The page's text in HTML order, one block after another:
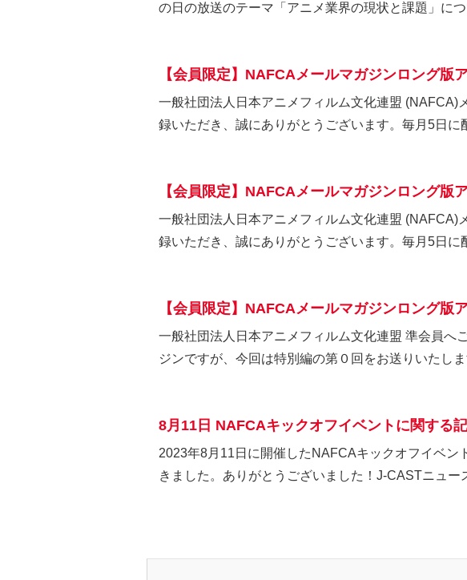
の日の放送のテーマ「アニメ業界の現状と課題」に
【会員限定】NAFCAメールマガジンロング版
一般社団法人日本アニメフィルム文化連盟 (NAFCA)
録いただき、誠にありがとうございます。毎月5日
【会員限定】NAFCAメールマガジンロング版
一般社団法人日本アニメフィルム文化連盟 (NAFCA)
録いただき、誠にありがとうございます。毎月5日
【会員限定】NAFCAメールマガジンロング版
一般社団法人日本アニメフィルム文化連盟 準会員へ
ジンですが、今回は特別編の第０回をお送りいたし
8月11日 NAFCAキックオフイベントに関する
2023年8月11日に開催したNAFCAキックオフイベ
きました。ありがとうございました！J-CASTニュ